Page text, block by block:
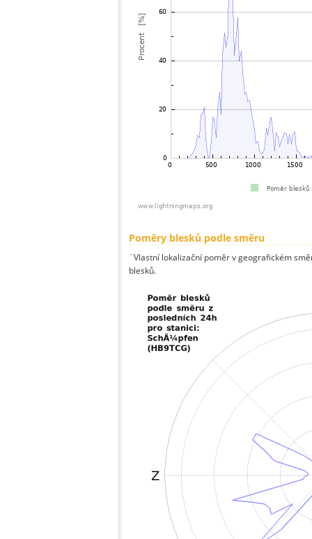
Poměry blesků podle směru
¨Vlastní lokalizační poměr v geografickém
blesků.